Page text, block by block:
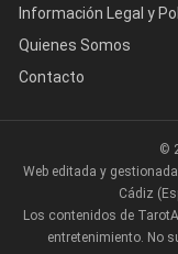
Información Legal y
Quienes Somos
Contacto
©
Web editada y
Cádiz
Los contenidos de
entretenimiento. No